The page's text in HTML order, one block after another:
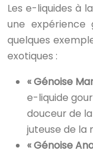
Les e-liquides à
une expérience
quelques
exotiques :
« Génoise
e-liquide
douceur de
juteuse de la
« Génoise